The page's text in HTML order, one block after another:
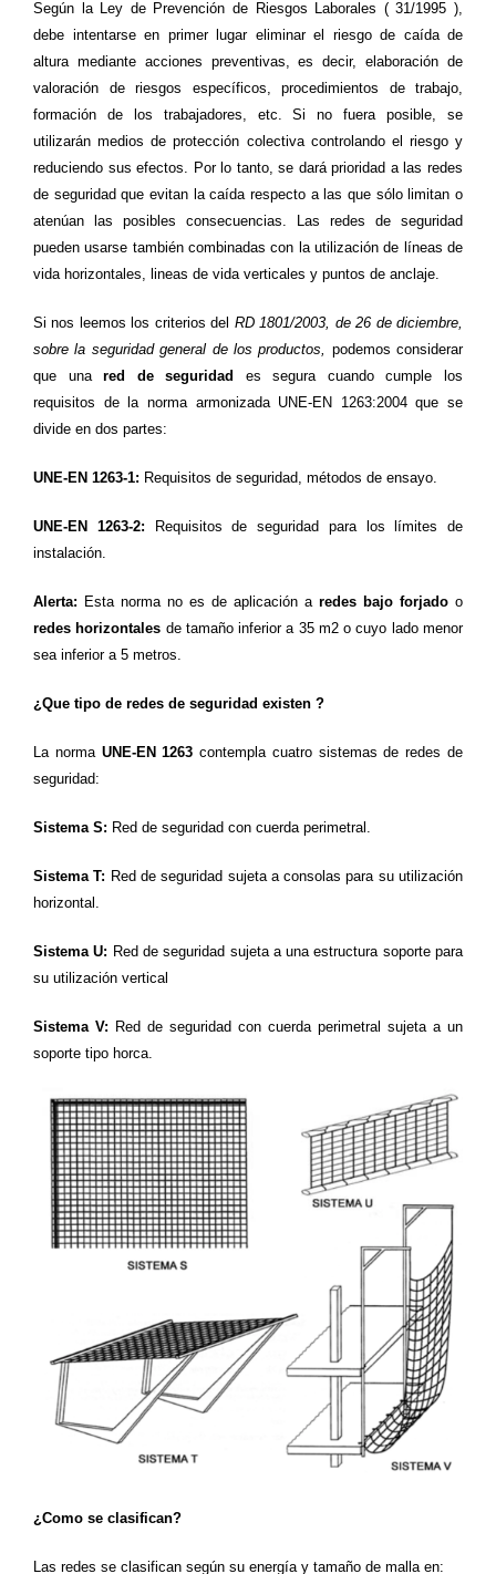
Según la Ley de Prevención de Riesgos Laborales ( 31/1995 ),
debe intentarse en primer lugar eliminar el riesgo de caída de
altura mediante acciones preventivas, es decir, elaboración de
valoración de riesgos específicos, procedimientos de trabajo,
formación de los trabajadores, etc. Si no fuera posible, se
utilizarán medios de protección colectiva controlando el riesgo y
reduciendo sus efectos. Por lo tanto, se dará prioridad a las redes
de seguridad que evitan la caída respecto a las que sólo limitan o
atenúan las posibles consecuencias. Las redes de seguridad
pueden usarse también combinadas con la utilización de líneas de
vida horizontales, lineas de vida verticales y puntos de anclaje.
Si nos leemos los criterios del RD 1801/2003, de 26 de diciembre,
sobre la seguridad general de los productos, podemos considerar
que unared de seguridad
es segura cuando cumple los
requisitos de la norma armonizada UNE-EN 1263:2004que se
divide en dos partes:
UNE-EN 1263-1: Requisitos de seguridad, métodos de ensayo.
UNE-EN 1263-2:
Requisitos de seguridad para los límites de
instalación.
Alerta: Esta norma no es de aplicación a redes bajo forjado o
redes horizontales de tamaño inferior a 35 m2 o cuyo lado menor
sea inferior a 5 metros.
¿Que tipo de redes de seguridad existen ?
La norma UNE-EN 1263 contempla cuatro sistemas de redes de
seguridad:
Sistema S: Red de seguridad con cuerda perimetral.
Sistema T: Red de seguridad sujeta a consolas para su utilización
horizontal.
Sistema U: Red de seguridad sujeta a una estructura soporte para
su utilización vertical
Sistema V: Red de seguridad con cuerda perimetral sujeta a un
soporte tipo horca.
¿Como se clasifican?
Las redes se clasifican según su energía y tamaño de malla en: